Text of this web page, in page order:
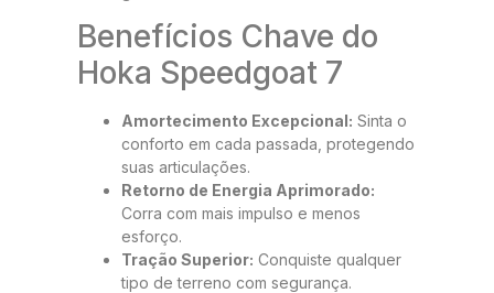
Benefícios Chave do
Hoka Speedgoat 7
Amortecimento Excepcional: Sinta o
conforto em cada passada, protegendo
suas articulações.
Retorno de Energia Aprimorado:
Corra com mais impulso e menos
esforço.
Tração Superior: Conquiste qualquer
tipo de terreno com segurança.